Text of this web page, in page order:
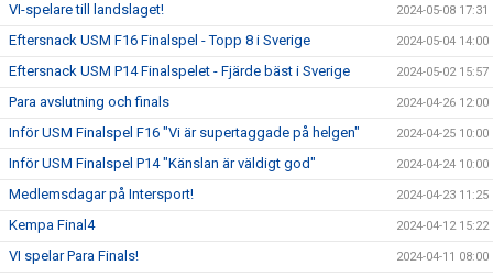
VI-spelare till landslaget! 2024-05-08 17:31
Eftersnack USM F16 Finalspel - Topp 8 i Sverige 2024-05-04 14:00
Eftersnack USM P14 Finalspelet - Fjärde bäst i Sverige 2024-05-02 15:57
Para avslutning och finals 2024-04-26 12:00
Inför USM Finalspel F16 "Vi är supertaggade på helgen" 2024-04-25 10:00
Inför USM Finalspel P14 "Känslan är väldigt god" 2024-04-24 10:00
Medlemsdagar på Intersport! 2024-04-23 11:25
Kempa Final4 2024-04-12 15:22
VI spelar Para Finals! 2024-04-11 08:00